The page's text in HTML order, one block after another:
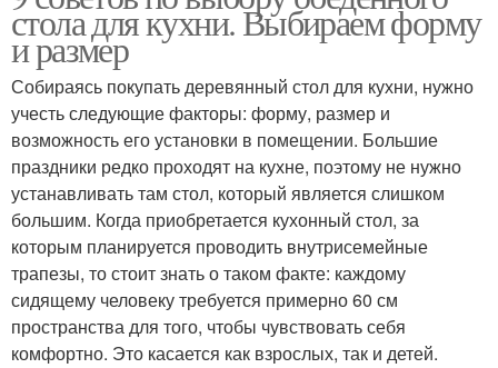
стола для кухни. Выбираем форму
и размер
Собираясь покупать деревянный стол для кухни, нужно
учесть следующие факторы: форму, размер и
возможность его установки в помещении. Большие
праздники редко проходят на кухне, поэтому не нужно
устанавливать там стол, который является слишком
большим. Когда приобретается кухонный стол, за
которым планируется проводить внутрисемейные
трапезы, то стоит знать о таком факте: каждому
сидящему человеку требуется примерно 60 см
пространства для того, чтобы чувствовать себя
комфортно. Это касается как взрослых, так и детей.